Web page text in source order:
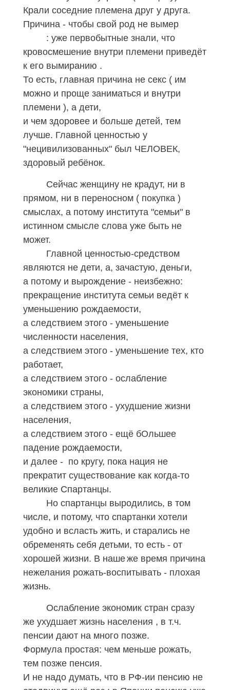
Крали соседние племена друг у друга.
Причина - чтобы свой род не вымер
: уже первобытные знали, что
кровосмешение внутри племени приведёт
к его вымиранию .
То есть, главная причина не секс ( им
можно и проще заниматься и внутри
племени ), а дети,
и чем здоровее и больше детей, тем
лучше. Главной ценностью у
"нецивилизованных" был ЧЕЛОВЕК,
здоровый ребёнок.
Сейчас женщину не крадут, ни в
прямом, ни в переносном ( покупка )
смыслах, а потому института "семьи" в
истинном смысле слова уже быть не
может.
Главной ценностью-средством
являются не дети, а, зачастую, деньги,
а потому и вырождение - неизбежно:
прекращение института семьи ведёт к
уменьшению рождаемости,
а следствием этого - уменьшение
численности населения,
а следствием этого - уменьшение тех, кто
работает,
а следствием этого - ослабление
экономики страны,
а следствием этого - ухудшение жизни
населения,
а следствием этого - ещё бОльшее
падение рождаемости,
и далее - по кругу, пока нация не
прекратит существование как когда-то
великие Спартанцы.
Но спартанцы выродились, в том
числе, и потому, что спартанки хотели
удобно и всласть жить, и старались не
обременять себя детьми, то есть - от
хорошей жизни. В нашеже время причина
нежелания рожать-воспитывать - плохая
жизнь.
Ослабление экономик стран сразу
же ухудшает жизнь населения , в т.ч.
пенсии дают на много позже.
Формула простая: чем меньше рожать,
тем позже пенсия.
И не надо думать, что в РФ-ии пенсию не